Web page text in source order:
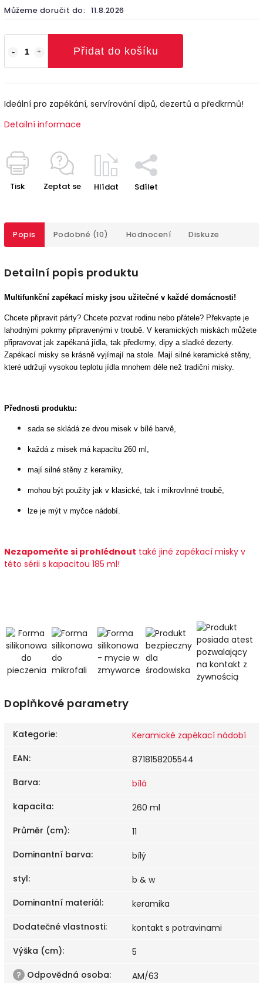
Můžeme doručit do: 11.8.2026
Přidat do košíku
Ideální pro zapékání, servírování dipů, dezertů a předkrmů!
Detailní informace
Tisk Zeptat se Hlídat Sdílet
Popis Podobné (10) Hodnocení Diskuze
Detailní popis produktu
Multifunkční zapékací misky jsou užitečné v každé domácnosti!
Chcete připravit párty? Chcete pozvat rodinu nebo přátele? Překvapte je
lahodnými pokrmy připravenými v troubě. V keramických miskách můžete
připravovat jak zapékaná jídla, tak předkrmy, dipy a sladké dezerty.
Zapékací misky se krásně vyjímají na stole. Mají silné keramické stěny,
které udržují vysokou teplotu jídla mnohem déle než tradiční misky.
Přednosti produktu:
sada se skládá ze dvou misek v bílé barvě,
každá z misek má kapacitu 260 ml,
mají silné stěny z keramiky,
mohou být použity jak v klasické, tak i mikrovlnné troubě,
lze je mýt v myčce nádobí.
Nezapomeňte si prohlédnout také jiné zapékací misky v
této sérii s kapacitou 185 ml!
Doplňkové parametry
Kategorie:
Keramické zapékací nádobí
EAN:
8718158205544
Barva:
bílá
kapacita:
260 ml
Průměr (cm):
11
Dominantní barva:
bílý
styl:
b & w
Dominantní materiál:
keramika
Dodatečné vlastnosti:
kontakt s potravinami
Výška (cm):
5
? Odpovědná osoba: AM/63